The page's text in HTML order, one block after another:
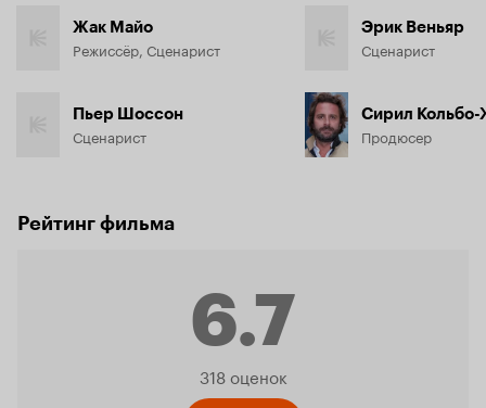
Жак Майо
Режиссёр, Сценарист
Пьер Шоссон
Сценарист
Эрик Веньяр
Сценарист
Сирил
Продюсер
Рейтинг фильма
6.7
Рейтинг
318 оценок